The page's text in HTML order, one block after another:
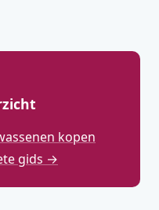
kopen
gids →